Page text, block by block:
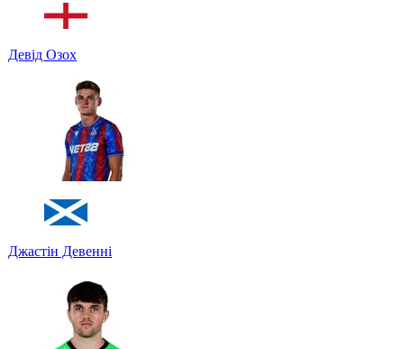
Девід Озох
Джастін Девенні